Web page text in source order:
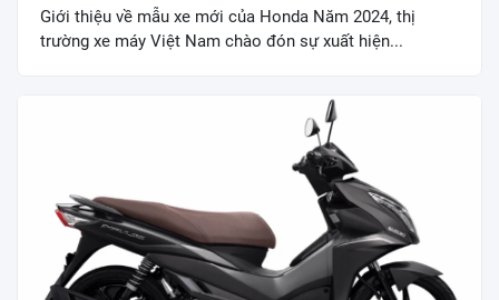
Giới thiệu về mẫu xe mới của Honda Năm 2024, thị
trường xe máy Việt Nam chào đón sự xuất hiện...